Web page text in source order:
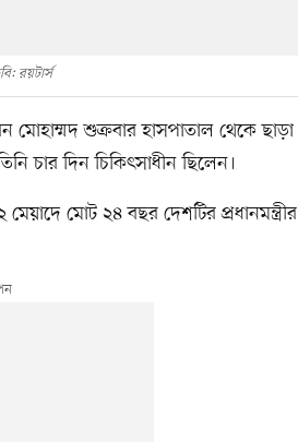
রয়টার্স
মোহাম্মদ শুক্রবার হাসপাতাল থেকে ছাড়া
চার দিন চিকিৎসাধীন ছিলেন।
মোট ২৪ বছর দেশটির প্রধানমন্ত্রীর